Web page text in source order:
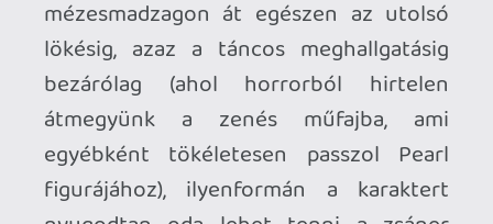
Az a vigyor a végén - ember legyen a
talpán aki ugyanezt megcsinálja, ennyi
ideig, pislogás nélkül.
Megnéztük mindhármat, jól szórakoztunk,
köszönjük szépen!
Necroman Mk2 2025.03.13 15:22:54 #1zz3c
Aha, szóval anakronisztikus a szerekezete.